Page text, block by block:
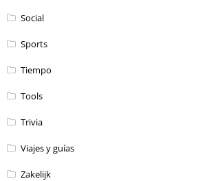
Social
Sports
Tiempo
Tools
Trivia
Viajes y guías
Zakelijk